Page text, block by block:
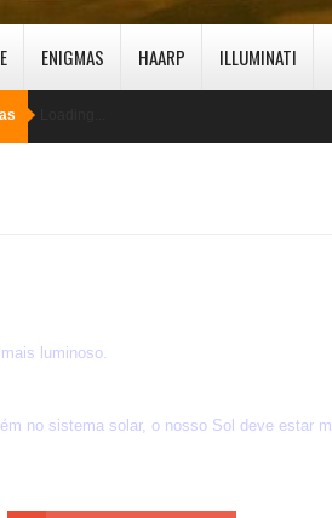
ENIGMAS HAARP ILLUMINATI
luminoso.
no sistema solar, o nosso Sol deve estar